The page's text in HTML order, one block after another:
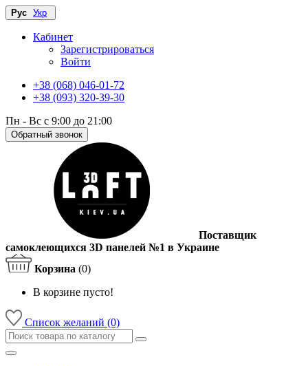
Рус Укр
Кабинет
Зарегистрироваться
Войти
+38 (068) 046-01-72
+38 (093) 320-39-30
Пн - Вс с 9:00 до 21:00
Обратный звонок
Поставщик
самоклеющихся 3D панелей №1 в Украине
Корзина (0)
В корзине пусто!
Список желаний (0)